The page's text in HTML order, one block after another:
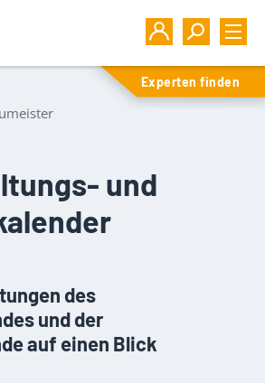
Experten finden
und
des
und der
auf einen Blick